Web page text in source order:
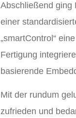
Abschließend ging
einer
„smartControl“
Fertigung
basierende
Mit der rundum
zufrieden und